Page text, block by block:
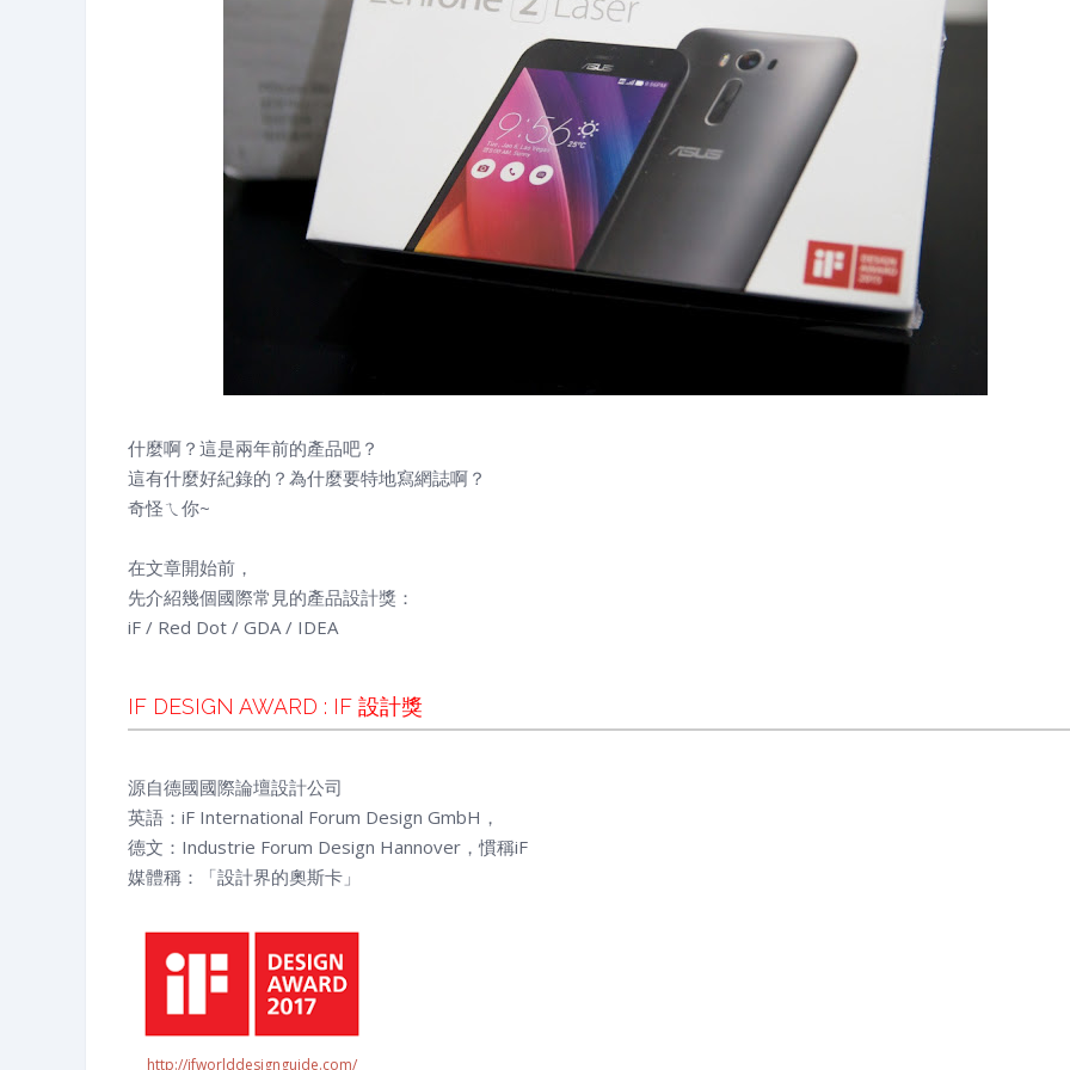
什麼啊？這是兩年前的產品吧？
這有什麼好紀錄的？為什麼要特地寫網誌啊？
奇怪ㄟ你~
在文章開始前，
先介紹幾個國際常見的產品設計獎：
iF / Red Dot / GDA / IDEA
IF DESIGN AWARD : IF 設計獎
源自德國國際論壇設計公司
英語：iF International Forum Design GmbH，
德文：Industrie Forum Design Hannover，慣稱iF
媒體稱：「設計界的奧斯卡」
http://ifworlddesignguide.com/